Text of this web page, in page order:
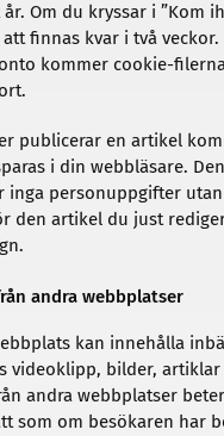
Om du kryssar i ”Kom
finnas kvar i två veckor.
kommer cookie-
publicerar en artikel
i din webbläsare.
inga personuppgifter
den artikel du just
andra webbplatser
kan innehålla
videoklipp, bilder, artiklar
andra webbplatser
som om besökaren har